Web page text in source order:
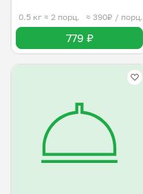
0.5 кг ≈ 2 порц. ≈ 390₽ / порц.
779 ₽